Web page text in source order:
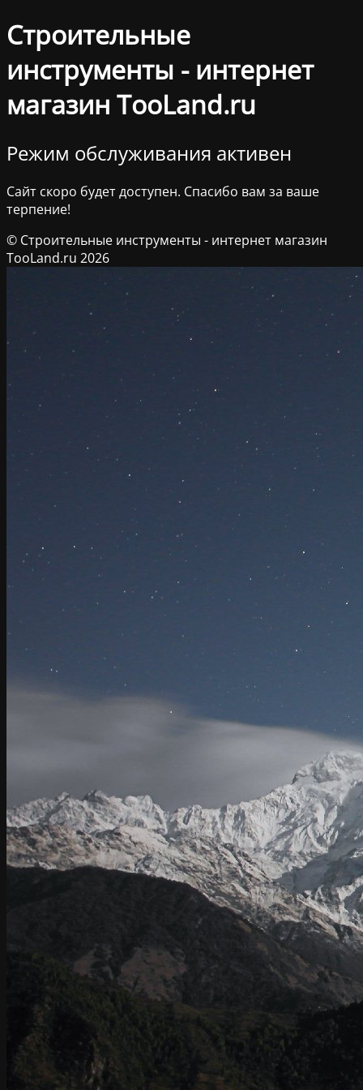
Строительные
инструменты - интернет
магазин TooLand.ru
Режим обслуживания активен
Сайт скоро будет доступен. Спасибо вам за ваше
терпение!
© Строительные инструменты - интернет магазин
TooLand.ru 2026